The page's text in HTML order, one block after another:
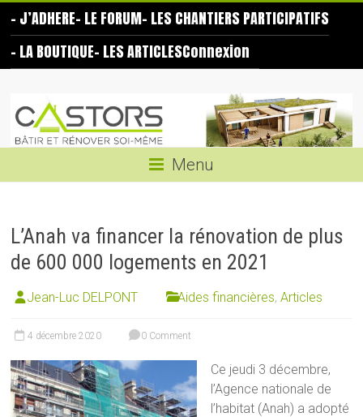
content
– J’ADHERE– LE FORUM– LES CHANTIERS PARTICIPATIFS
– LA BOUTIQUE– LES ARTICLESConnexion
Castors
même
Menu
L’Anah va financer la rénovation de plus
de 600 000 logements en 2021
Jean-Luc DELPONT Aides financières,Articles
4 décembre 2020 0 Comment
Ce jeudi 3 décembre,
l’Agence nationale de
l’habitat (Anah) a adopté